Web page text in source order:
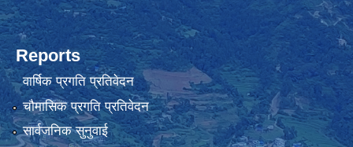
Reports
वार्षिक प्रगति प्रतिवेदन
चौमासिक प्रगति प्रतिवेदन
सार्वजनिक सुनुवाई